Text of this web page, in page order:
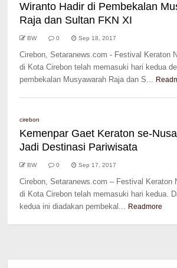
Wiranto Hadir di Pembekalan
Raja dan Sultan FKN XI
BW 0 Sep 18, 2017
Cirebon, Setaranews.com - Festival Keraton
di Kota Cirebon telah memasuki hari kedua
pembekalan Musyawarah Raja dan S...
cirebon
Kemenpar Gaet Keraton se-
Jadi Destinasi Pariwisata
BW 0 Sep 17, 2017
Cirebon, Setaranews.com – Festival Keraton
di Kota Cirebon telah memasuki hari kedua.
kedua ini diadakan pembekal... Readmore